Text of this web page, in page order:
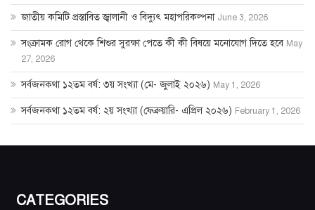
জাতীয় কমিটি প্রস্তাবিত জ্বালানী ও বিদ্যুৎ মহাপরিকল্পনা June 3, 2026
সংক্রামক রোগ থেকে শিশুর সুরক্ষা পেতে কী কী বিষয়ে মনোযোগ দিতে হবে May
27, 2026
সর্বজনকথা ১২তম বর্ষ: ৩য় সংখ্যা (মে- জুলাই ২০২৬) May 1, 2026
সর্বজনকথা ১২তম বর্ষ: ২য় সংখ্যা (ফেব্রুয়ারি- এপ্রিল ২০২৬) February 1, 2026
CATEGORIES